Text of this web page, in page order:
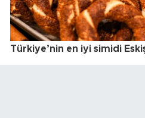
Türkiye’nin en iyi simidi